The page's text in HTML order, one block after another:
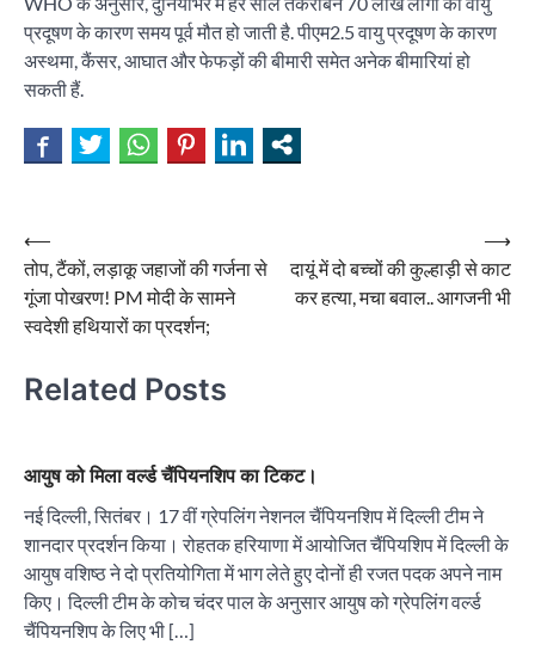
प्रदूषण के कारण समय पूर्व मौत हो जाती है. पीएम2.5 वायु प्रदूषण के कारण
अस्थमा, कैंसर, आघात और फेफड़ों की बीमारी समेत अनेक बीमारियां हो
सकती हैं.
Post
navigation
⟵
तोप, टैंकों, लड़ाकू जहाजों की गर्जना से
गूंजा पोखरण! PM मोदी के सामने
स्वदेशी हथियारों का प्रदर्शन;
दायूं में दो बच्चों की कुल्हाड़ी से काट
कर हत्या, मचा बवाल.. आगजनी भी
⟶
Related Posts
आयुष को मिला वर्ल्ड चैंपियनशिप का टिकट।
नई दिल्ली, सितंबर। 17 वीं ग्रेपलिंग नेशनल चैंपियनशिप में दिल्ली टीम ने
शानदार प्रदर्शन किया। रोहतक हरियाणा में आयोजित चैंपियशिप में दिल्ली के
आयुष वशिष्ठ ने दो प्रतियोगिता में भाग लेते हुए दोनों ही रजत पदक अपने नाम
किए। दिल्ली टीम के कोच चंदर पाल के अनुसार आयुष को ग्रेपलिंग वर्ल्ड
चैंपियनशिप के लिए भी […]